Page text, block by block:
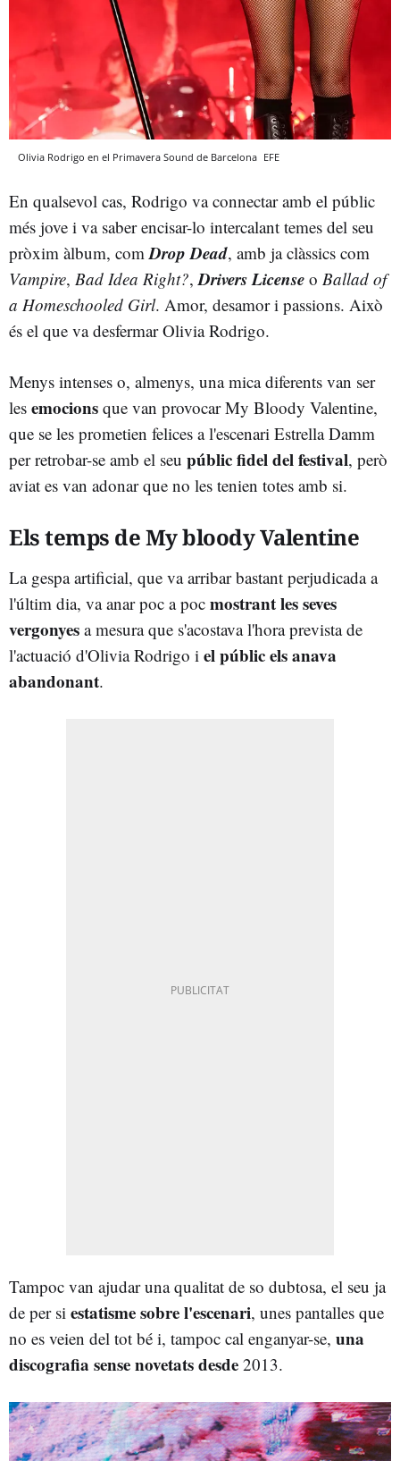
Olivia Rodrigo en el Primavera Sound de Barcelona EFE
En qualsevol cas, Rodrigo va connectar amb el públic
més jove i va saber encisar-lo intercalant temes del seu
pròxim àlbum, comDrop Dead, amb ja clàssics com
Vampire, Bad Idea Right?, Drivers License o Ballad of
a Homeschooled Girl. Amor, desamor i passions. Això
és el que va desfermar Olivia Rodrigo.
Menys intenses o, almenys, una mica diferents van ser
les emocions que van provocar My Bloody Valentine,
que se les prometien felices a l'escenari Estrella Damm
per retrobar-se amb el seu públic fidel del festival, però
aviat es van adonar que no les tenien totes amb si.
Els temps de My bloody Valentine
La gespa artificial, que va arribar bastant perjudicada a
l'últim dia, va anar poc a poc mostrant les seves
vergonyes a mesura que s'acostava l'hora prevista de
l'actuació d'Olivia Rodrigo i el públic els anava
abandonant.
Tampoc van ajudar una qualitat de so dubtosa, el seu ja
de per si estatisme sobre l'escenari, unes pantalles que
no es veien del tot bé i, tampoc cal enganyar-se, una
discografia sense novetats desde 2013.